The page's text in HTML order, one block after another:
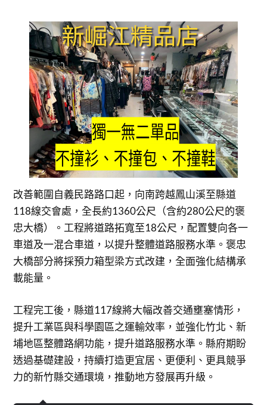
改善範圍自義民路路口起，向南跨越鳳山溪至縣道
118線交會處，全長約1360公尺（含約280公尺的褒
忠大橋）。工程將道路拓寬至18公尺，配置雙向各一
車道及一混合車道，以提升整體道路服務水準。褒忠
大橋部分將採預力箱型梁方式改建，全面強化結構承
載能量。
工程完工後，縣道117線將大幅改善交通壅塞情形，
提升工業區與科學園區之運輸效率，並強化竹北、新
埔地區整體路網功能，提升道路服務水準。縣府期盼
透過基礎建設，持續打造更宜居、更便利、更具競爭
力的新竹縣交通環境，推動地方發展再升級。